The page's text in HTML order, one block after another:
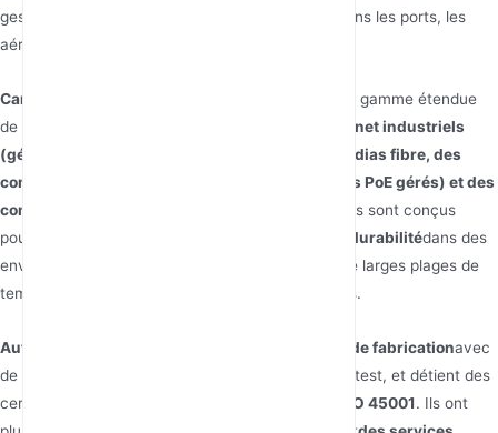
gestion de flotte et les services aux passagers dans les ports, les
aéroports ou les gares.
Caractéristiques des Produits :
JHA propose une gamme étendue
de produits, notamment
des commutateurs Ethernet industriels
(gérés et non gérés), des convertisseurs de médias fibre, des
commutateurs PoE (y compris les commutateurs PoE gérés) et des
commutateurs Ethernet fibre
34 …. Leurs produits sont conçus
pour
des performances élevées, la fiabilité et la durabilitédans des
environnements extrêmes, présentant souvent de larges plages de
températures et des niveaux de protection élevés.
Autres points : capacités de fabricationavec
de multiples lignes SMT, DIP, d'assemblage et de test, et détient des
certifications telles que
ISO 9001, ISO 14001 et ISO 45001. Ils ont